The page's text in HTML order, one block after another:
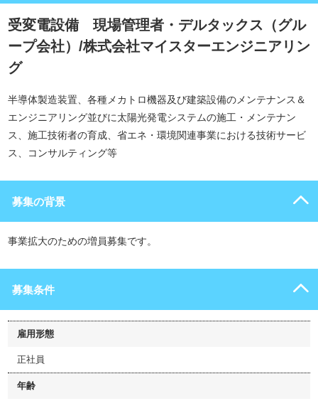
受変電設備 現場管理者・デルタックス（グル
ープ会社）/株式会社マイスターエンジニアリン
グ
半導体製造装置、各種メカトロ機器及び建築設備のメンテナンス＆
エンジニアリング並びに太陽光発電システムの施工・メンテナン
ス、施工技術者の育成、省エネ・環境関連事業における技術サービ
ス、コンサルティング等
募集の背景
事業拡大のための増員募集です。
募集条件
雇用形態
正社員
年齢